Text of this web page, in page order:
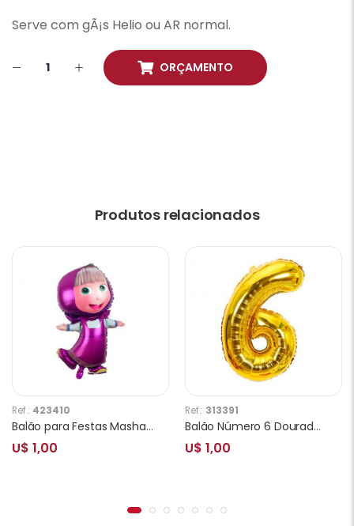
Serve com gÃ¡s Helio ou AR normal.
ORÇAMENTO
Produtos relacionados
Ref.: 423410
Balão para Festas Masha Y101
U$ 1,00
Ref.: 313391
Balão Número 6 Dourado 32 Polegadas
U$ 1,00